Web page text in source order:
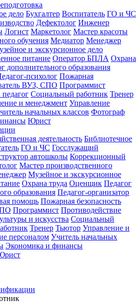
дело Бухгалтер Воспитатель ГО и ЧС
Дефектолог Инженер
Логист Маркетолог Мастер красоты
обучения Медиатор Менеджер
и экскурсионное дело
питание Оператор БПЛА Охрана
дополнительного образования
психолог Пожарная
ВУЗ, СПО Программист
Социальный работник Тренер
и менеджмент Управление
начальных классов Фотограф
Юрист
деятельность Библиотечное
ГО и ЧС Госслужащий
автошколы Коррекционный
Мастер производственного
Музейное и экскурсионное
Охрана труда Оценщик Педагог
образования Педагог-организатор
помощь Пожарная безопасность
Программист Противодействие
и искусства Социальный
Тренер Тьютор Управление и
персоналом Учитель начальных
Экономика и финансы